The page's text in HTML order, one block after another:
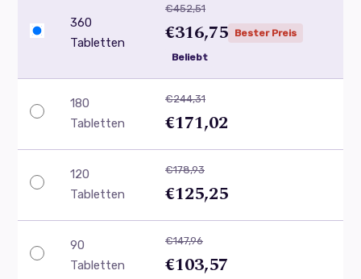
360
Tabletten
€452,51
€316,75 Bester Preis
Beliebt
180
Tabletten
€244,31
€171,02
120
Tabletten
€178,93
€125,25
90
Tabletten
€147,96
€103,57